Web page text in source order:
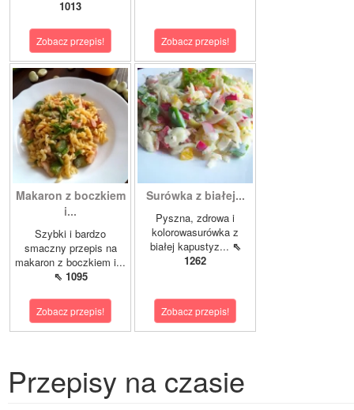
1013
Zobacz przepis! Zobacz przepis!
Makaron z boczkiem
i...
Szybki i bardzo
smaczny przepis na
makaron z boczkiem i...
⇖ 1095
Zobacz przepis!
Surówka z białej...
Pyszna, zdrowa i
kolorowasurówka z
białej kapustyz... ⇖
1262
Zobacz przepis!
Przepisy na czasie